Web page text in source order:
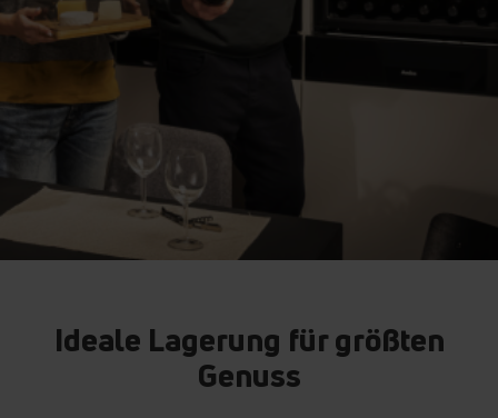
Ideale Lagerung für größten
Genuss